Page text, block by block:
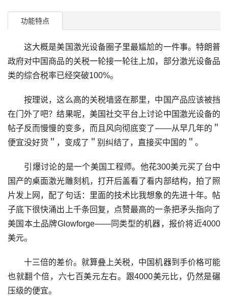
功能特点
这大概是美国激光设备圈子里最尴尬的一件事。特朗普
政府对中国商品的关税一轮接一轮往上加，部分激光设备品
类的综合税率已经突破100%。
按理说，这么高的关税墙竖在那里，中国产品应该被挡
在门外了吧？结果呢，美国社交平台上讨论中国激光设备的
帖子反而慢慢的变多，而且风向彻底变了——从早几年的＂
便宜没好货＂，变成了＂别纠结了，直接买中国的＂。
引爆讨论的是一个美国工程师。他花300美元买了台中
国产的桌面激光雕刻机，打开后盖看了看内部结构，拍了照
片发上网，配了句话：里面的技术比我想象的先进十年。帖
子底下很快涌出上千条回复，点赞最高的一条把矛头指向了
美国本土品牌Glowforge——同类型的机器，报价将近4000
美元。
十三倍的差价。就算叠上关税，中国机器到手价格可能
也就翻个倍，六七百美元左右。跟4000美元比，仍然是碾
压级的便宜。